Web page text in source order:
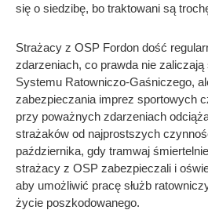
się o siedzibę, bo traktowani są
Strażacy z OSP Fordon dość
zdarzeniach, co prawda nie zaliczają
Systemu Ratowniczo-Gaśniczego,
zabezpieczania imprez sportowych
przy poważnych zdarzeniach
strażaków od najprostszych
października, gdy tramwaj
strażacy z OSP zabezpieczali i
aby umożliwić pracę służb
życie poszkodowanego.